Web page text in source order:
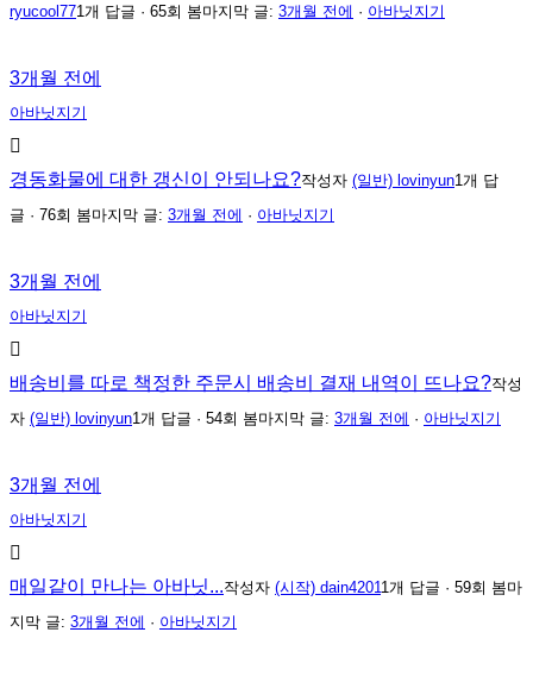
ryucool771개 답글 · 65회 봄마지막 글: 3개월 전에 · 아바닛지기
3개월 전에
아바닛지기
경동화물에 대한 갱신이 안되나요?작성자 (일반) lovinyun1개 답
글 · 76회 봄마지막 글: 3개월 전에 · 아바닛지기
3개월 전에
아바닛지기
배송비를 따로 책정한 주문시 배송비 결재 내역이 뜨나요?작성
자 (일반) lovinyun1개 답글 · 54회 봄마지막 글: 3개월 전에 · 아바닛지기
3개월 전에
아바닛지기
매일같이 만나는 아바닛...작성자 (시작) dain4201 1개 답글 · 59회 봄마
지막 글: 3개월 전에 · 아바닛지기